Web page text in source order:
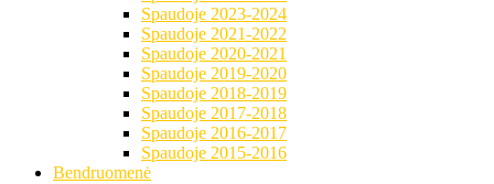
Spaudoje 2023-2024
Spaudoje 2021-2022
Spaudoje 2020-2021
Spaudoje 2019-2020
Spaudoje 2018-2019
Spaudoje 2017-2018
Spaudoje 2016-2017
Spaudoje 2015-2016
Bendruomenė